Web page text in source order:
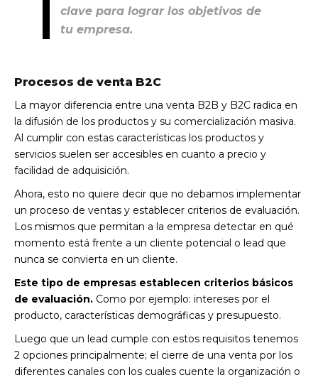
clave para lograr los objetivos de
tu empresa.
Procesos de venta B2C
La mayor diferencia entre una venta B2B y B2C radica en
la difusión de los productos y su comercialización masiva.
Al cumplir con estas características los productos y
servicios suelen ser accesibles en cuanto a precio y
facilidad de adquisición.
Ahora, esto no quiere decir que no debamos implementar
un proceso de ventas y establecer criterios de evaluación.
Los mismos que permitan a la empresa detectar en qué
momento está frente a un cliente potencial o lead que
nunca se convierta en un cliente.
Este tipo de empresas establecen criterios básicos
de evaluación. Como por ejemplo: intereses por el
producto, características demográficas y presupuesto.
Luego que un lead cumple con estos requisitos tenemos
2 opciones principalmente; el cierre de una venta por los
diferentes canales con los cuales cuente la organización o